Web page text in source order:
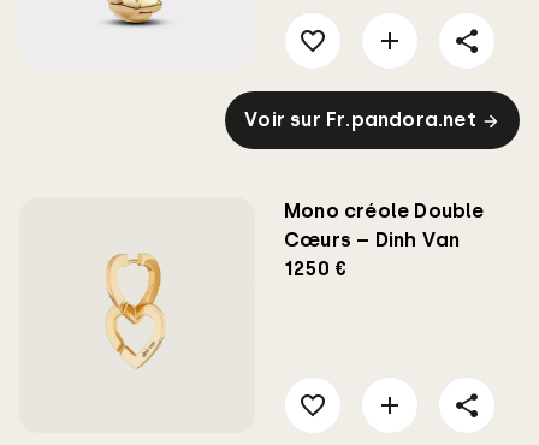
Voir sur Fr.pandora.net
Mono créole Double
Cœurs – Dinh Van
1250 €